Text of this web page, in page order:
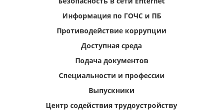
Информация по ГОЧС и ПБ
Противодействие коррупции
Доступная среда
Подача документов
Специальности и профессии
Выпускники
Центр содействия трудоустройству